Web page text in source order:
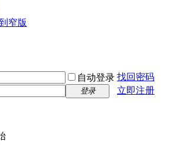
窄版
自动登录 找回密码
登录 立即注册